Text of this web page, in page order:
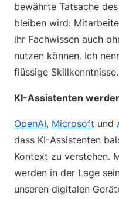
bewährte Tatsache
bleiben wird:
ihr Fachwissen auch
nutzen können. Ich
flüssige Skillkenntnisse.
KI-Assistenten
OpenAI, Microsoft und
dass KI-Assistenten
Kontext zu verstehen.
werden in der Lage
unseren digitalen